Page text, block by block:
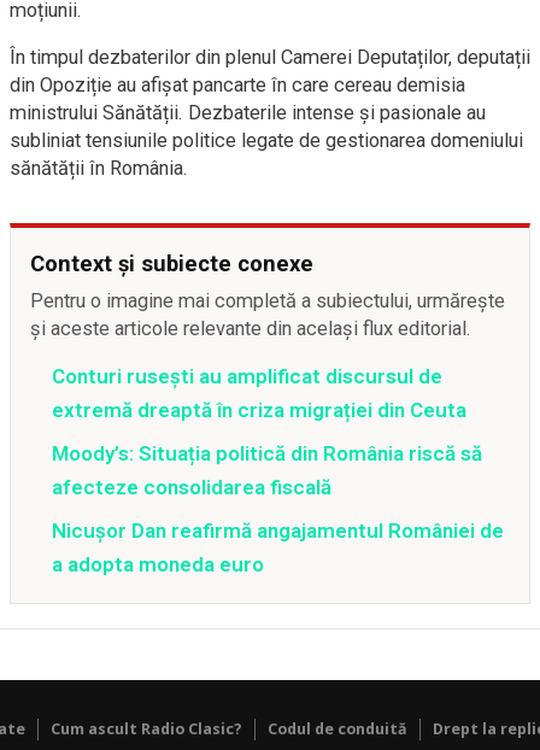
moțiunii.
În timpul dezbaterilor din plenul Camerei Deputaților, deputații
din Opoziție au afișat pancarte în care cereau demisia
ministrului Sănătății. Dezbaterile intense și pasionale au
subliniat tensiunile politice legate de gestionarea domeniului
sănătății în România.
Context și subiecte conexe
Pentru o imagine mai completă a subiectului, urmărește
și aceste articole relevante din același flux editorial.
Conturi rusești au amplificat discursul de
extremă dreaptă în criza migrației din Ceuta
Moody’s: Situația politică din România riscă să
afecteze consolidarea fiscală
Nicușor Dan reafirmă angajamentul României de
a adopta moneda euro
Cum ascult Radio Clasic? Codul de conduită Drept la